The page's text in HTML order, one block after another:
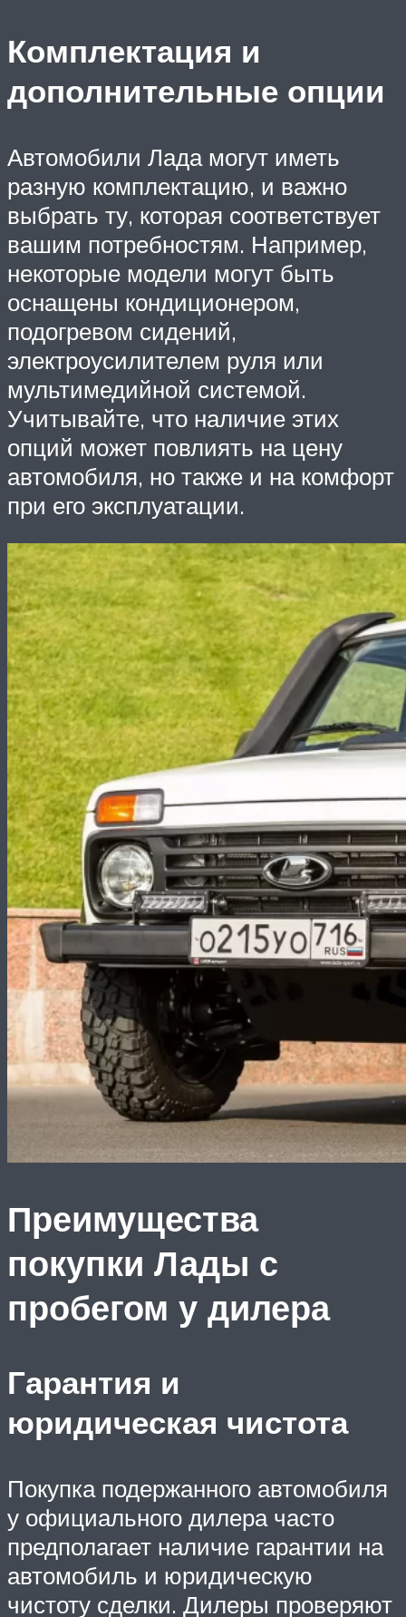
Комплектация и
дополнительные опции
Автомобили Лада могут иметь
разную комплектацию, и важно
выбрать ту, которая соответствует
вашим потребностям. Например,
некоторые модели могут быть
оснащены кондиционером,
подогревом сидений,
электроусилителем руля или
мультимедийной системой.
Учитывайте, что наличие этих
опций может повлиять на цену
автомобиля, но также и на комфорт
при его эксплуатации.
Преимущества
покупки Лады с
пробегом у дилера
Гарантия и
юридическая чистота
Покупка подержанного автомобиля
у официального дилера часто
предполагает наличие гарантии на
автомобиль и юридическую
чистоту сделки. Дилеры проверяют